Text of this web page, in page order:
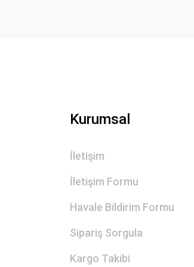
Kurumsal
İletişim
İletişim Formu
Havale Bildirim Formu
Sipariş Sorgula
Kargo Takibi